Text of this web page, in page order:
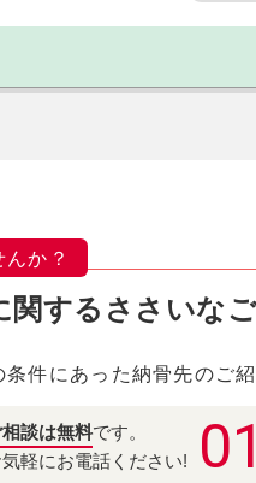
か？
関するささいな
条件にあった納骨先のご
相談は無料です。
気軽にお電話ください!